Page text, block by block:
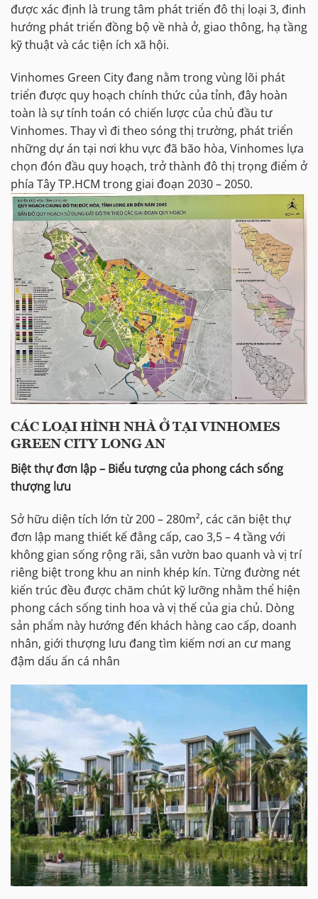
được xác định là trung tâm phát triển đô thị loại 3, đinh
hướng phát triển đồng bộ về nhà ở, giao thông, hạ tầng
kỹ thuật và các tiện ích xã hội.
Vinhomes Green City đang nằm trong vùng lõi phát
triển được quy hoạch chính thức của tỉnh, đây hoàn
toàn là sự tính toán có chiến lược của chủ đầu tư
Vinhomes. Thay vì đi theo sóng thị trường, phát triển
những dự án tại nơi khu vực đã bão hòa, Vinhomes lựa
chọn đón đầu quy hoạch, trở thành đô thị trọng điểm ở
phía Tây TP.HCM trong giai đoạn 2030 – 2050.
CÁC LOẠI HÌNH NHÀ Ở TẠI VINHOMES
GREEN CITY LONG AN
Biệt thự đơn lập – Biểu tượng của phong cách sống
thượng lưu
Sở hữu diện tích lớn từ 200 – 280m², các căn biệt thự
đơn lập mang thiết kế đẳng cấp, cao 3,5 – 4 tầng với
không gian sống rộng rãi, sân vườn bao quanh và vị trí
riêng biệt trong khu an ninh khép kín. Từng đường nét
kiến trúc đều được chăm chút kỹ lưỡng nhằm thể hiện
phong cách sống tinh hoa và vị thế của gia chủ. Dòng
sản phẩm này hướng đến khách hàng cao cấp, doanh
nhân, giới thượng lưu đang tìm kiếm nơi an cư mang
đậm dấu ấn cá nhân